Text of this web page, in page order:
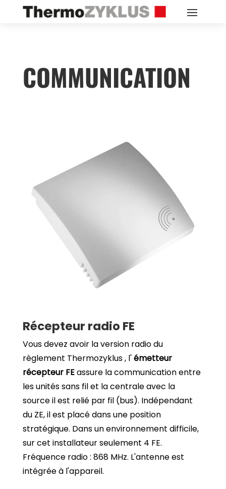
COMMUNICATION
Récepteur radio FE
Vous devez avoir la version radio du
règlement Thermozyklus , l'émetteur
récepteur FEassure la communication entre
les unités sans fil et la centrale avec la
source il est relié par fil (bus). Indépendant
du ZE, il est placé dans une position
stratégique. Dans un environnement difficile,
sur cet installateur seulement 4 FE.
Fréquence radio : 868 MHz. L'antenne est
intégrée à l'appareil.